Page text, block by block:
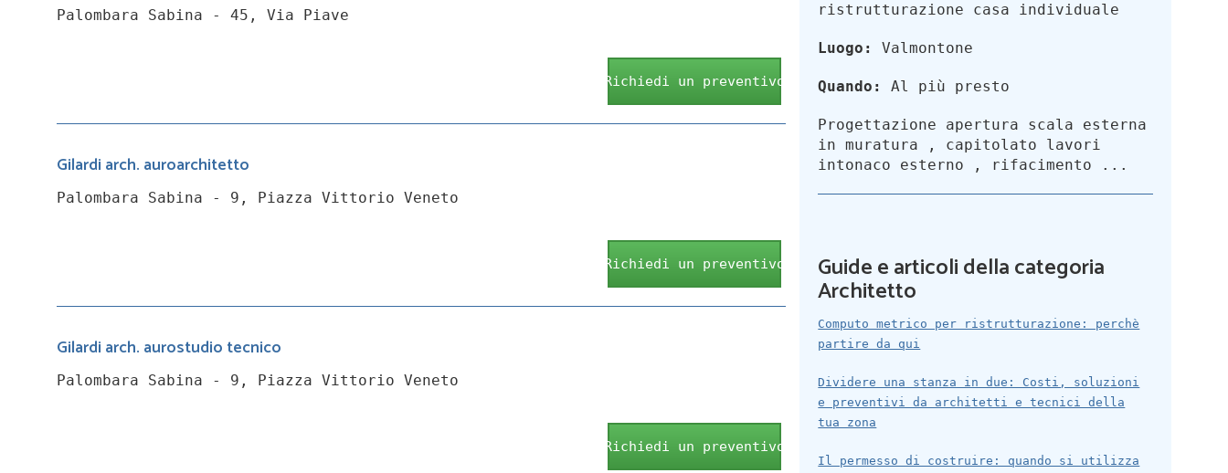
Palombara Sabina - 45, Via Piave
Richiedi un preventivo
Gilardi arch. auroarchitetto
Palombara Sabina - 9, Piazza Vittorio Veneto
Richiedi un preventivo
Gilardi arch. aurostudio tecnico
Palombara Sabina - 9, Piazza Vittorio Veneto
Richiedi un preventivo
ristrutturazione casa individuale
Luogo: Valmontone
Quando: Al più presto
Progettazione apertura scala esterna
in muratura , capitolato lavori
intonaco esterno , rifacimento ...
Guide e articoli della categoria
Architetto
Computo metrico per ristrutturazione: perchè
partire da qui
Dividere una stanza in due: Costi, soluzioni
e preventivi da architetti e tecnici della
tua zona
Il permesso di costruire: quando si utilizza